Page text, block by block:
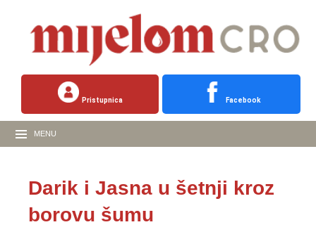
Pristupnica Facebook
MENU
Darik i Jasna u šetnji kroz
borovu šumu